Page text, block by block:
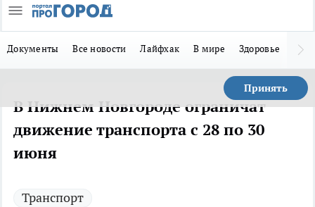
Документы Все новости Лайфхак В мире Здоровье
Принять
В Нижнем Новгороде ограничат
движение транспорта с 28 по 30
июня
Транспорт